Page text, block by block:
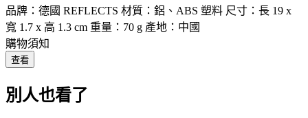
品牌：德國 REFLECTS 材質：鋁、ABS 塑料 尺寸：長 19 x
寬 1.7 x 高 1.3 cm 重量：70 g 產地：中國
購物須知
查看
別人也看了